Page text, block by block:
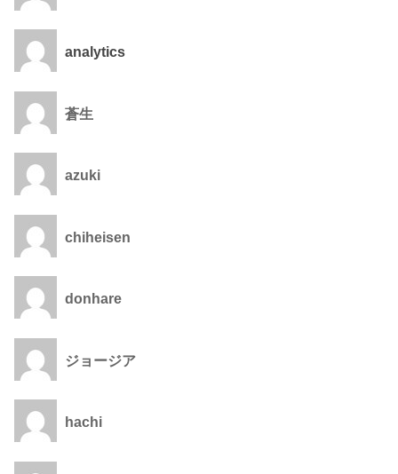
analytics
蒼生
azuki
chiheisen
donhare
ジョージア
hachi